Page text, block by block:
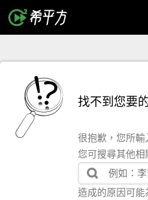
找不到您要
很抱歉，您所輸
您可搜尋其他相
造成的原因可能